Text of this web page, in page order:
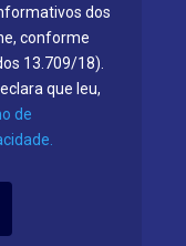
dos
conforme
13.709/18).
que leu,
de